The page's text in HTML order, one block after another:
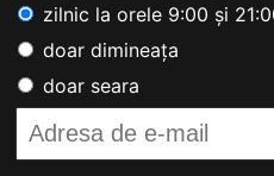
zilnic la orele 9:00 și
doar dimineața
doar seara